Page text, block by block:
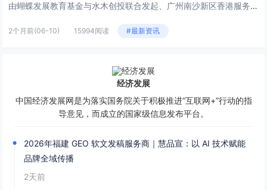
由蝴蝶发展教育基金与水木创投联合发起、广州南沙新区香港服务中心支持的“香港家族新生代投资人赋能计划”说明会，于6月2日下...
2个月前(06-10) 15994阅读 #最新资讯
经济发展
中国经济发展网是为落实国务院关于积极推进“互联网+”行动的指
导意见，而成立的国家级信息发布平台。
2026年福建 GEO 软文发稿服务商｜慧品宣：以 AI 技术赋能
品牌全域传播
2天前